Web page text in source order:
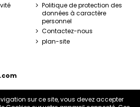
Politique de protection des
données à caractère
personnel
Contactez-nous
plan-site
sur ce site, vous devez accepter